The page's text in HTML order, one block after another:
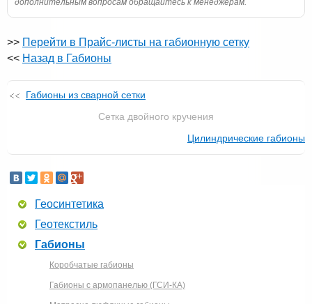
дополнительным вопросам обращайтесь к менеджерам.
>> Перейти в Прайс-листы на габионную сетку
<< Назад в Габионы
Габионы из сварной сетки
Сетка двойного кручения
Цилиндрические габионы
Геосинтетика
Геотекстиль
Габионы
Коробчатые габионы
Габионы с армопанелью (ГСИ-КА)